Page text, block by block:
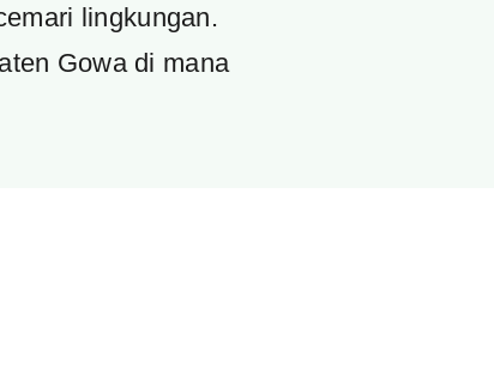
lingkungan.
Gowa di mana